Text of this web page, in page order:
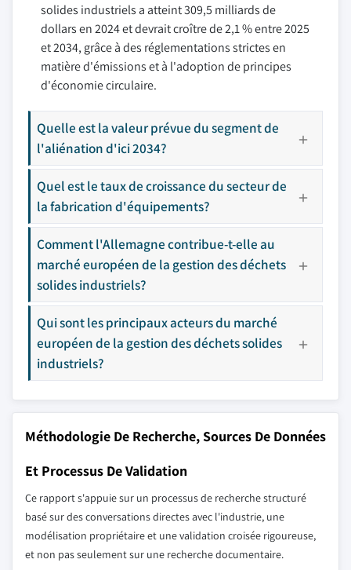
solides industriels a atteint 309,5 milliards de
dollars en 2024 et devrait croître de 2,1 % entre 2025
et 2034, grâce à des réglementations strictes en
matière d'émissions et à l'adoption de principes
d'économie circulaire.
Quelle est la valeur prévue du segment de
l'aliénation d'ici 2034?
Quel est le taux de croissance du secteur de
la fabrication d'équipements?
Comment l'Allemagne contribue-t-elle au
marché européen de la gestion des déchets
solides industriels?
Qui sont les principaux acteurs du marché
européen de la gestion des déchets solides
industriels?
Méthodologie De Recherche, Sources De Données
Et Processus De Validation
Ce rapport s'appuie sur un processus de recherche structuré
basé sur des conversations directes avec l'industrie, une
modélisation propriétaire et une validation croisée rigoureuse,
et non pas seulement sur une recherche documentaire.